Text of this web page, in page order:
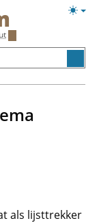
als lijsttrekker